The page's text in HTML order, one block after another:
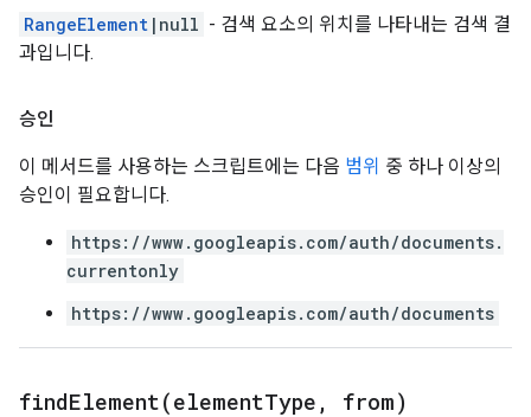
RangeElement |null - 검색 요소의 위치를 나타내는 검색 결
과입니다.
승인
이 메서드를 사용하는 스크립트에는 다음 범위 중 하나 이상의
승인이 필요합니다.
https://www.googleapis.com/auth/documents.
currentonly
https://www.googleapis.com/auth/documents
findElement(elementType , from)